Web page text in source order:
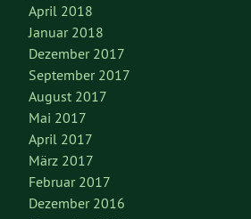
April 2018
Januar 2018
Dezember 2017
September 2017
August 2017
Mai 2017
April 2017
März 2017
Februar 2017
Dezember 2016